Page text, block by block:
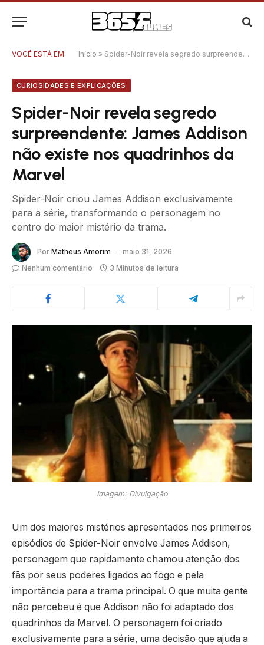
VOCÊ ESTÁ EM: Início » Spider-Noir revela segredo surpreendente: James Addison não existe nos quadrinhos da Marvel
CURIOSIDADES E EXPLICAÇÕES
Spider-Noir revela segredo
surpreendente: James Addison
não existe nos quadrinhos da
Marvel
Spider-Noir criou James Addison exclusivamente
para a série, transformando o personagem no
centro do maior mistério da trama.
Por Matheus Amorim
maio 31, 2026
Nenhum comentário
3 Minutos de leitura
Imagem: Divulgação
Um dos maiores mistérios apresentados nos primeiros
episódios de Spider-Noir envolve James Addison,
personagem que rapidamente chamou atenção dos
fãs por seus poderes ligados ao fogo e pela
importância para a trama principal. O que muita gente
não percebeu é que Addison não foi adaptado dos
quadrinhos da Marvel. O personagem foi criado
exclusivamente para a série, uma decisão que ajuda a